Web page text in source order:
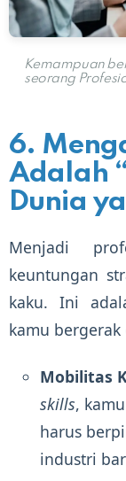
Kemampuan
seorang
6.
Adalah
Dunia
Menjadi
keuntungan
kaku. Ini
kamu
Mobilitas
skills,
harus
industri